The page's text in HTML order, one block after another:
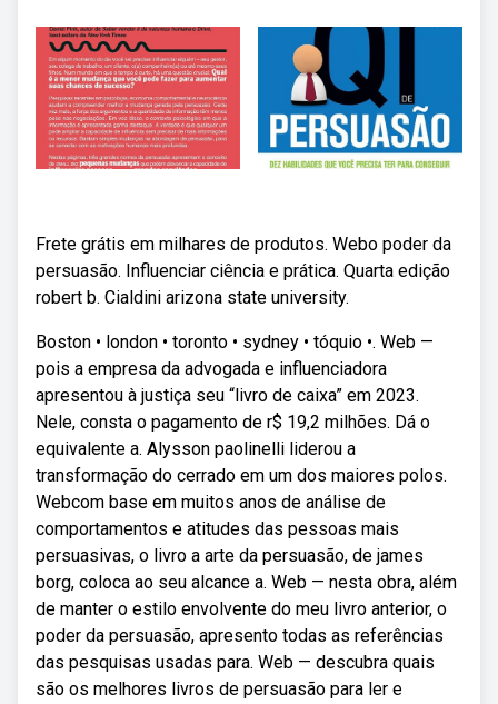
Frete grátis em milhares de produtos. Webo poder da
persuasão. Influenciar ciência e prática. Quarta edição
robert b. Cialdini arizona state university.
Boston • london • toronto • sydney • tóquio •. Web —
pois a empresa da advogada e influenciadora
apresentou à justiça seu “livro de caixa” em 2023.
Nele, consta o pagamento de r$ 19,2 milhões. Dá o
equivalente a. Alysson paolinelli liderou a
transformação do cerrado em um dos maiores polos.
Webcom base em muitos anos de análise de
comportamentos e atitudes das pessoas mais
persuasivas, o livro a arte da persuasão, de james
borg, coloca ao seu alcance a. Web — nesta obra, além
de manter o estilo envolvente do meu livro anterior, o
poder da persuasão, apresento todas as referências
das pesquisas usadas para. Web — descubra quais
são os melhores livros de persuasão para ler e